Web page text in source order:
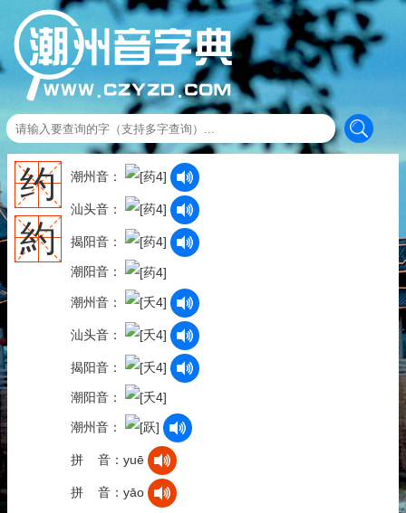
约
約
潮州音：
汕头音：
揭阳音：
潮阳音：
潮州音：
汕头音：
揭阳音：
潮阳音：
潮州音：
拼 音：yuē
拼 音：yāo